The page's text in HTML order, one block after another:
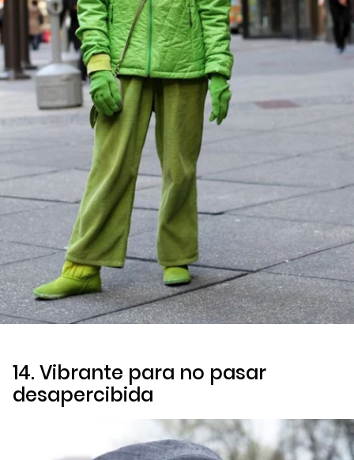
14. Vibrante para no pasar
desapercibida